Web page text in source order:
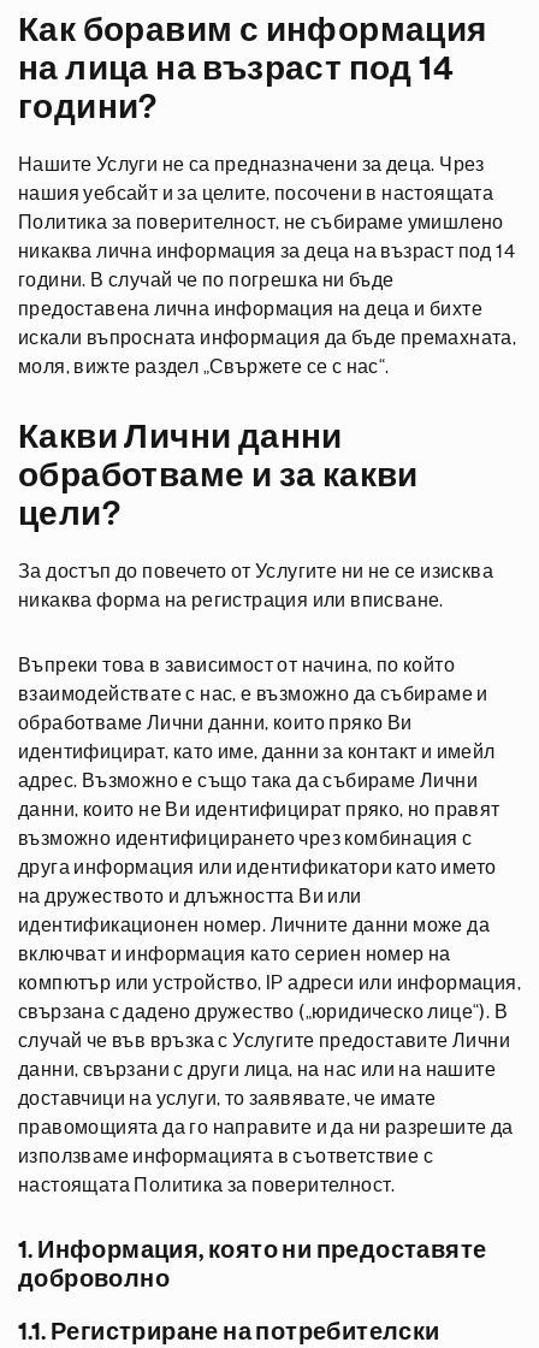
Как боравим с информация
на лица на възраст под 14
години?
Нашите Услуги не са предназначени за деца. Чрез
нашия уебсайт и за целите, посочени в настоящата
Политика за поверителност, не събираме умишлено
никаква лична информация за деца на възраст под 14
години. В случай че по погрешка ни бъде
предоставена лична информация на деца и бихте
искали въпросната информация да бъде премахната,
моля, вижте раздел „Свържете се с нас“.
Какви Лични данни
обработваме и за какви
цели?
За достъп до повечето от Услугите ни не се изисква
никаква форма на регистрация или вписване.
Въпреки това в зависимост от начина, по който
взаимодействате с нас, е възможно да събираме и
обработваме Лични данни, които пряко Ви
идентифицират, като име, данни за контакт и имейл
адрес. Възможно е също така да събираме Лични
данни, които не Ви идентифицират пряко, но правят
възможно идентифицирането чрез комбинация с
друга информация или идентификатори като името
на дружеството и длъжността Ви или
идентификационен номер. Личните данни може да
включват и информация като сериен номер на
компютър или устройство, IP адреси или информация,
свързана с дадено дружество („юридическо лице“). В
случай че във връзка с Услугите предоставите Лични
данни, свързани с други лица, на нас или на нашите
доставчици на услуги, то заявявате, че имате
правомощията да го направите и да ни разрешите да
използваме информацията в съответствие с
настоящата Политика за поверителност.
1. Информация, която ни предоставяте
доброволно
1.1. Регистриране на потребителски